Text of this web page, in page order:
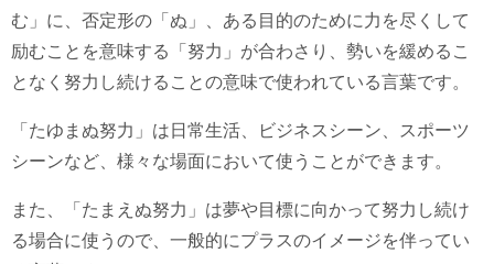
む」に、否定形の「ぬ」、ある目的のために力を尽くして
励むことを意味する「努力」が合わさり、勢いを緩めるこ
となく努力し続けることの意味で使われている言葉です。
「たゆまぬ努力」は日常生活、ビジネスシーン、スポーツ
シーンなど、様々な場面において使うことができます。
また、「たまえぬ努力」は夢や目標に向かって努力し続け
る場合に使うので、一般的にプラスのイメージを伴ってい